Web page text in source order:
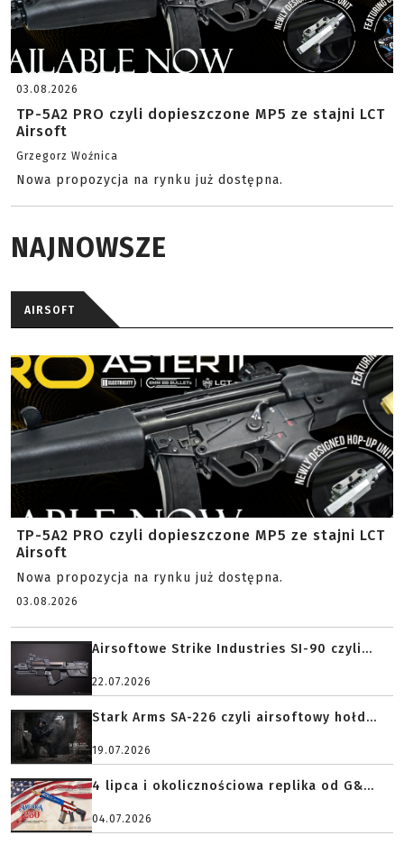
03.08.2026
TP-5A2 PRO czyli dopieszczone MP5 ze stajni LCT
Airsoft
Grzegorz Woźnica
Nowa propozycja na rynku już dostępna.
NAJNOWSZE
AIRSOFT
TP-5A2 PRO czyli dopieszczone MP5 ze stajni LCT
Airsoft
Nowa propozycja na rynku już dostępna.
03.08.2026
Airsoftowe Strike Industries SI-90 czyli...
22.07.2026
Stark Arms SA-226 czyli airsoftowy hołd...
19.07.2026
4 lipca i okolicznościowa replika od G&...
04.07.2026